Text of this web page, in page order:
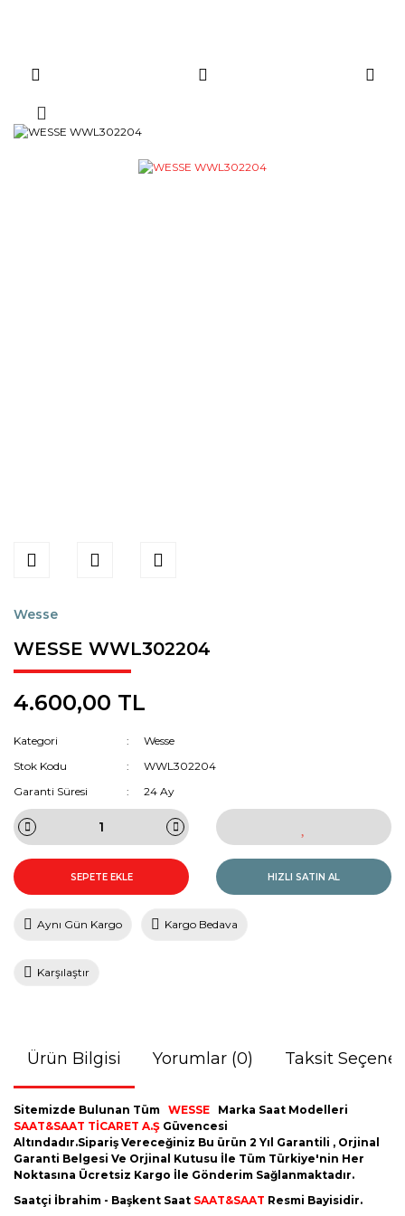
Wesse
WESSE WWL302204
4.600,00 TL
Kategori
Wesse
Stok Kodu
WWL302204
Garanti Süresi
24 Ay
SEPETE EKLE HIZLI SATIN AL
Aynı Gün Kargo Kargo Bedava
Karşılaştır
Ürün Bilgisi Yorumlar (0) Taksit
Sitemizde Bulunan Tüm WESSE
Marka Saat Modelleri
SAAT&SAAT TİCARET A.Ş Güvencesi
Altındadır.Sipariş Vereceğiniz Bu ürün 2 Yıl Garantili , Orjinal
Garanti Belgesi Ve Orjinal Kutusu İle Tüm Türkiye'nin Her
Noktasına Ücretsiz Kargo İle Gönderim Sağlanmaktadır.
Saatçi İbrahim - Başkent Saat SAAT&SAAT Resmi Bayisidir.